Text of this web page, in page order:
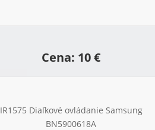
Cena: 10 €
IR1575 Diaľkové ovládanie Samsung
BN5900618A